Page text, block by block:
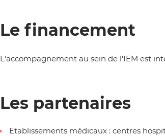
Le financement
L'accompagnement au sein de l'IEM est
Les partenaires
Etablissements médicaux : centres